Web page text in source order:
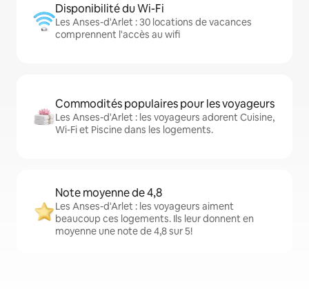
Disponibilité du Wi-Fi
Les Anses-d'Arlet : 30 locations de vacances
comprennent l'accès au wifi
Commodités populaires pour les voyageurs
Les Anses-d'Arlet : les voyageurs adorent Cuisine,
Wi-Fi et Piscine dans les logements.
Note moyenne de 4,8
Les Anses-d'Arlet : les voyageurs aiment
beaucoup ces logements. Ils leur donnent en
moyenne une note de 4,8 sur 5!